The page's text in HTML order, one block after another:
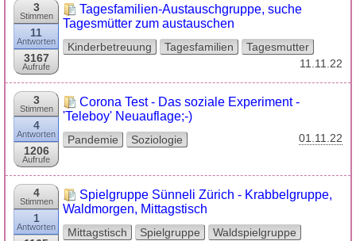
3
Stimmen
11
Antworten
3167
Aufrufe
Tagesfamilien-Austauschgruppe, suche
Tagesmütter zum austauschen
Kinderbetreuung Tagesfamilien
Tagesmutter
11.11.22
3
Stimmen
4
Antworten
1206
Aufrufe
Corona Test - Das soziale Experiment -
'Teleboy' Neuauflage;-)
Pandemie Soziologie 01.11.22
4
Stimmen
1
Antworten
Spielgruppe Sünneli Zürich - Krabbelgruppe,
Waldmorgen, Mittagstisch
Mittagstisch Spielgruppe Waldspielgruppe